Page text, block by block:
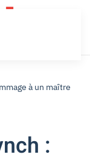
à un maître
: